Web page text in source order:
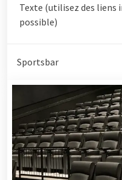
Texte (utilisez des liens
possible)
Sportsbar